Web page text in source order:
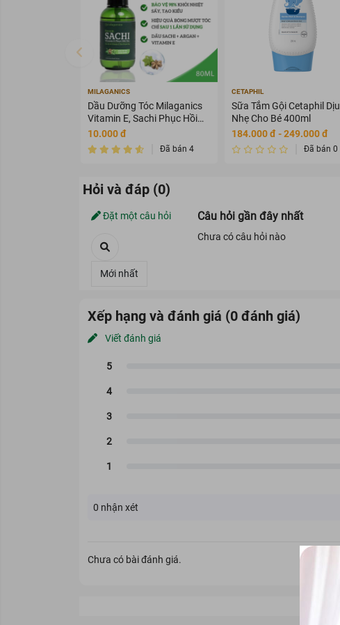
MILAGANICS
Dầu Dưỡng Tóc Milaganics
Vitamin E, Sachi Phục Hồi
Tóc 80ml
10.000 đ
Đã bán 4
CETAPHIL
Sữa Tắm Gội Cetaphil Dịu
Nhẹ Cho Bé 400ml
184.000 đ - 249.000 đ
Đã bán 0
Hỏi và đáp (0)
Đặt một câu hỏi Câu hỏi gần đây nhất
Chưa có câu hỏi nào
Xếp hạng và đánh giá (0 đánh giá)
Viết đánh giá
0 nhận xét
Chưa có bài đánh giá.